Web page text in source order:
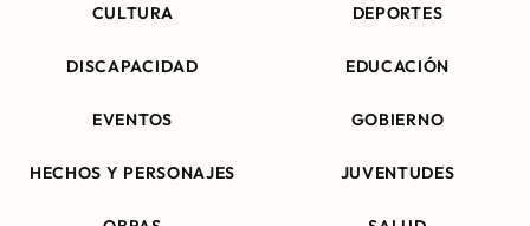
CULTURA DEPORTES
DISCAPACIDAD EDUCACIÓN
EVENTOS GOBIERNO
HECHOS Y PERSONAJES JUVENTUDES